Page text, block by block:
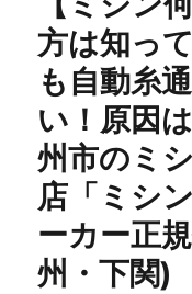
方は知っ
も自動糸
い！原因
州市のミ
店「ミシ
ーカー正
州・下関)